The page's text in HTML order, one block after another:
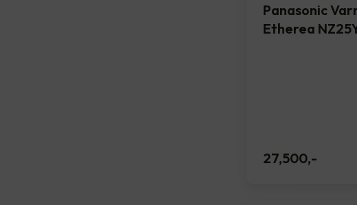
Panasonic
Etherea
27,500,-